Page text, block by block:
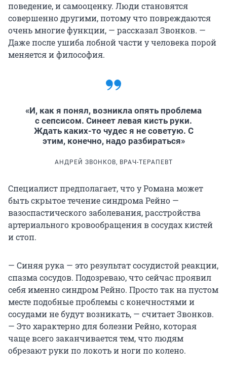
поведение, и самооценку. Люди становятся
совершенно другими, потому что повреждаются
очень многие функции, — рассказал Звонков. —
Даже после ушиба лобной части у человека порой
меняется и философия.
«И, как я понял, возникла опять проблема
с сепсисом. Синеет левая кисть руки.
Ждать каких-то чудес я не советую. С
этим, конечно, надо разбираться»
АНДРЕЙ ЗВОНКОВ, ВРАЧ-ТЕРАПЕВТ
Специалист предполагает, что у Романа может
быть скрытое течение синдрома Рейно —
вазоспастического заболевания, расстройства
артериального кровообращения в сосудах кистей
и стоп.
— Синяя рука — это результат сосудистой реакции,
спазма сосудов. Подозреваю, что сейчас проявил
себя именно синдром Рейно. Просто так на пустом
месте подобные проблемы с конечностями и
сосудами не будут возникать, — считает Звонков.
— Это характерно для болезни Рейно, которая
чаще всего заканчивается тем, что людям
обрезают руки по локоть и ноги по колено.